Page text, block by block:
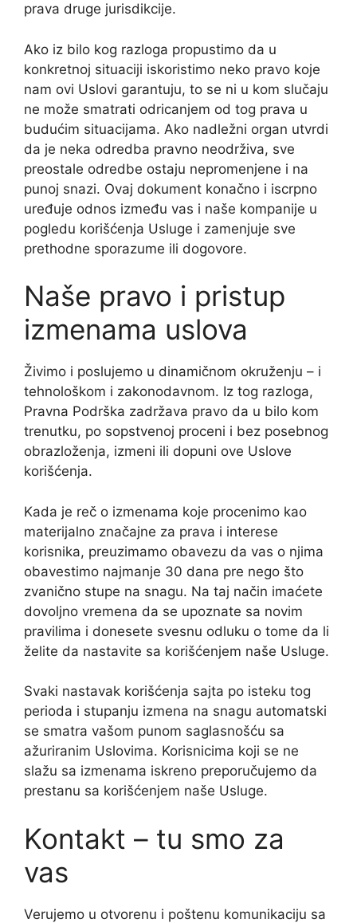
prava druge jurisdikcije.
Ako iz bilo kog razloga propustimo da u
konkretnoj situaciji iskoristimo neko pravo koje
nam ovi Uslovi garantuju, to se ni u kom slučaju
ne može smatrati odricanjem od tog prava u
budućim situacijama. Ako nadležni organ utvrdi
da je neka odredba pravno neodrživa, sve
preostale odredbe ostaju nepromenjene i na
punoj snazi. Ovaj dokument konačno i iscrpno
uređuje odnos između vas i naše kompanije u
pogledu korišćenja Usluge i zamenjuje sve
prethodne sporazume ili dogovore.
Naše pravo i pristup
izmenama uslova
Živimo i poslujemo u dinamičnom okruženju – i
tehnološkom i zakonodavnom. Iz tog razloga,
Pravna Podrška zadržava pravo da u bilo kom
trenutku, po sopstvenoj proceni i bez posebnog
obrazloženja, izmeni ili dopuni ove Uslove
korišćenja.
Kada je reč o izmenama koje procenimo kao
materijalno značajne za prava i interese
korisnika, preuzimamo obavezu da vas o njima
obavestimo najmanje 30 dana pre nego što
zvanično stupe na snagu. Na taj način imaćete
dovoljno vremena da se upoznate sa novim
pravilima i donesete svesnu odluku o tome da li
želite da nastavite sa korišćenjem naše Usluge.
Svaki nastavak korišćenja sajta po isteku tog
perioda i stupanju izmena na snagu automatski
se smatra vašom punom saglasnošću sa
ažuriranim Uslovima. Korisnicima koji se ne
slažu sa izmenama iskreno preporučujemo da
prestanu sa korišćenjem naše Usluge.
Kontakt – tu smo za
vas
Verujemo u otvorenu i poštenu komunikaciju sa